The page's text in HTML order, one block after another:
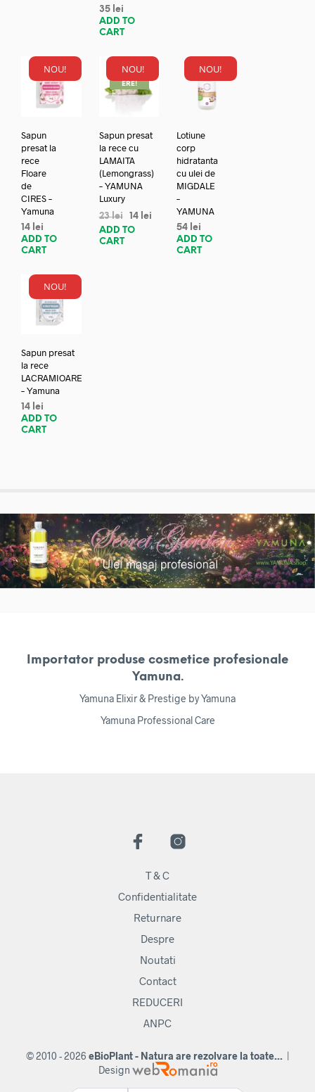
35 lei
ADD TO
CART
NOU!
Sapun
presat la
rece
Floare
de
CIRES –
Yamuna
14 lei
ADD TO
CART
NOU!
REDUC
ERE!
Sapun presat
la rece cu
LAMAITA
(Lemongrass)
– YAMUNA
Luxury
23lei 14 lei
ADD TO
CART
NOU!
Lotiune
corp
hidratanta
cu ulei de
MIGDALE
–
YAMUNA
54 lei
ADD TO
CART
NOU!
Sapun presat
la rece
LACRAMIOARE
– Yamuna
14 lei
ADD TO
CART
Importator produse cosmetice profesionale
Yamuna.
Yamuna Elixir & Prestige by Yamuna
Yamuna Professional Care
T & C
Confidentialitate
Returnare
Despre
Noutati
Contact
REDUCERI
ANPC
© 2010 - 2026 eBioPlant - Natura are rezolvare la toate... |
Design